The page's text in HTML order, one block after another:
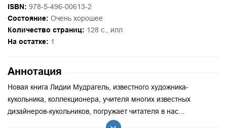
ISBN: 978-5-496-00613-2
Состояние: Очень хорошее
Количество страниц: 128 с., илл
На остатке: 1
Аннотация
Новая книга Лидии Мудрагель, известного художника-
кукольника, коллекционера, учителя многих известных
дизайнеров-кукольников, погружает читателя в нас...